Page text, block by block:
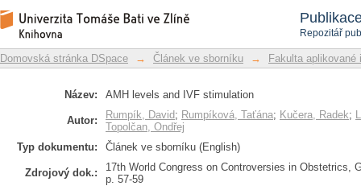
Repozitář
AMH levels and IVF stimulation
Repozitář DSpace/Manakin
Domovská stránka DSpace → Článek ve sborníku → Fakulta aplikované
Název: AMH levels and IVF stimulation
Autor: Rumpík, David; Rumpíková, Taťána; Kučera, Radek;
Topolčan, Ondřej
Typ dokumentu:
Článek ve sborníku (English)
Zdrojový dok.:
17th World Congress on Controversies in Obstetrics,
p. 57-59